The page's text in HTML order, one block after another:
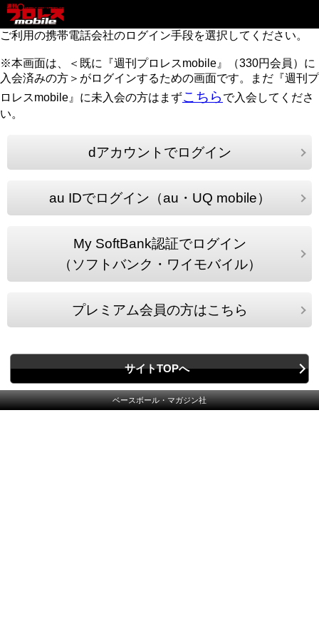
ご利用の携帯電話会社のログイン手段を選択してください。
※本画面は、＜既に『週刊プロレスmobile』（330円会員）に
入会済みの方＞がログインするための画面です。まだ『週刊プ
ロレスmobile』に未入会の方はまずこちら で入会してくださ
い。
dアカウントでログイン
au IDでログイン（au・UQ mobile）
My SoftBank認証でログイン
（ソフトバンク・ワイモバイル）
プレミアム会員の方はこちら
サイトTOPへ
ベースボール・マガジン社